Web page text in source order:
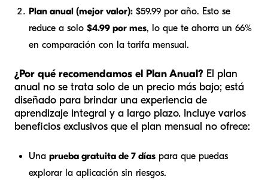
Plan anual (mejor valor): $59.99 por año. Esto se
reduce a solo $4.99 por mes, lo que te ahorra un 66%
en comparación con la tarifa mensual.
¿Por qué recomendamos el Plan Anual? El plan
anual no se trata solo de un precio más bajo; está
diseñado para brindar una experiencia de
aprendizaje integral y a largo plazo. Incluye varios
beneficios exclusivos que el plan mensual no ofrece:
Una prueba gratuita de 7 días para que puedas
explorar la aplicación sin riesgos.